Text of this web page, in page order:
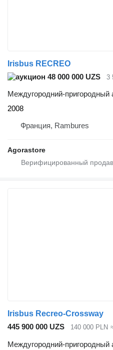
Irisbus RECREO
48 000 000 UZS
3
Междугородний-пригородный
2008
Франция, Rambures
Agorastore
Irisbus Recreo-Crossway
445 900 000 UZS
140 000 PLN
Междугородний-пригородный